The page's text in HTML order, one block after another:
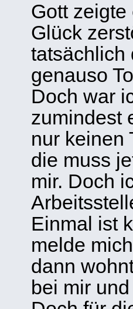
Gott
Glück
tatsächlich
genauso
Doch war
zumindest
nur keinen
die muss
mir. Doch
Einmal ist
melde
dann
bei mir